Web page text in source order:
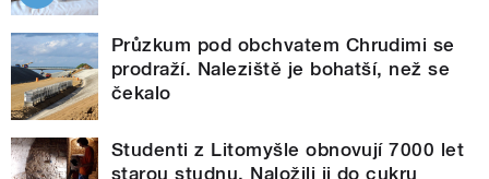
Průzkum pod obchvatem Chrudimi se
prodraží. Naleziště je bohatší, než se
čekalo
Studenti z Litomyšle obnovují 7000 let
starou studnu. Naložili ji do cukru